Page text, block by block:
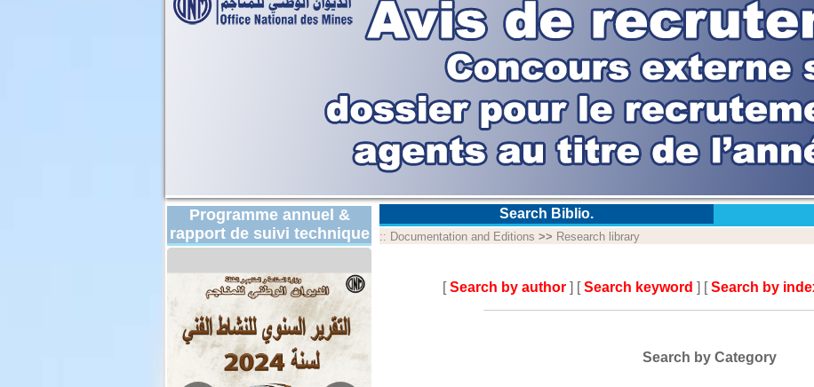
Programme annuel &
rapport de suivi technique
Search Biblio.
:: Documentation and Editions >> Research library
[Search by author ] [Search keyword ] [Search by
Search by Category